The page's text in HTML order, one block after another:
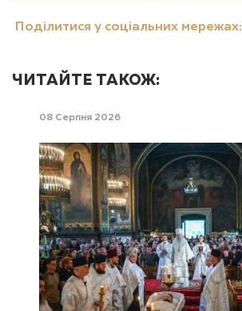
Поділитися у соціальних мережах:
ЧИТАЙТЕ ТАКОЖ:
08 Серпня 2026